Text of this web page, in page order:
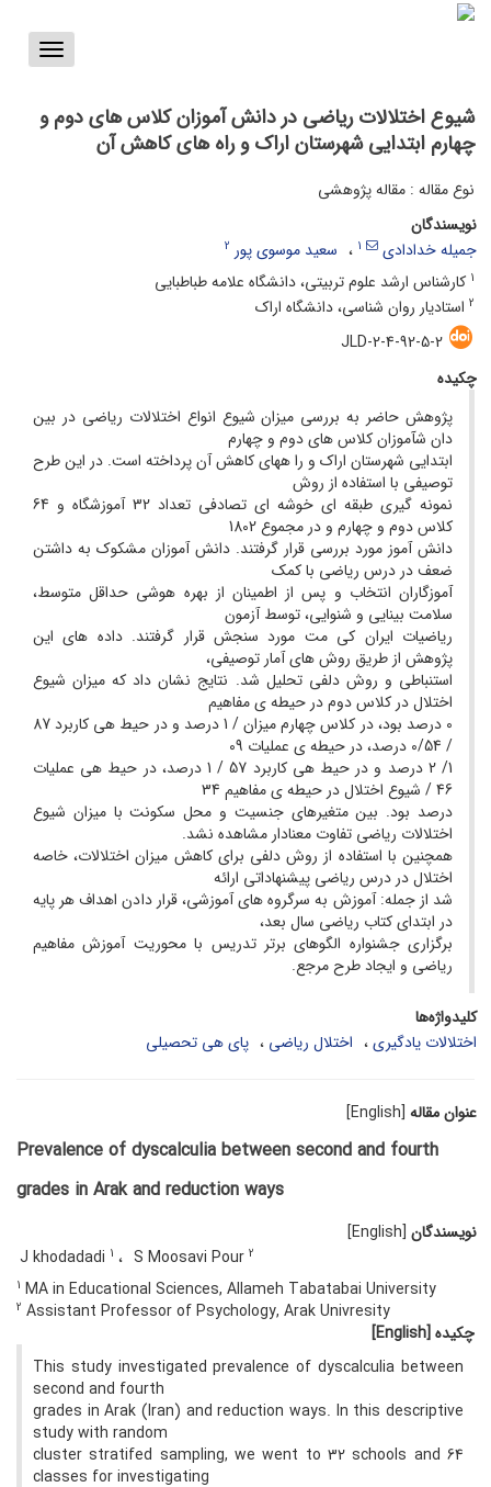
Toggle
شیوع اختلالات ریاضی در دانش آموزان کلاس های دوم و
چهارم ابتدایی شهرستان اراک و راه های کاهش آن
نوع مقاله : مقاله پژوهشی
نویسندگان
جمیله خدادادی
1 سعید موسوی پور 2
1 کارشناس ارشد علوم تربیتی، دانشگاه علامه طباطبایی
2 استادیار روان شناسی، دانشگاه اراک
JLD-2-4-92-5-2
چکیده
پژوهش حاضر به بررسی میزان شیوع انواع اختلالات ریاضی در بین
دان شآموزان کلاس های دوم و چهارم
ابتدایی شهرستان اراک و را ههای کاهش آن پرداخته است. در این طرح
توصیفی با استفاده از روش
نمونه گیری طبقه ای خوشه ای تصادفی تعداد 32 آموزشگاه و 64
کلاس دوم و چهارم و در مجموع 1802
دانش آموز مورد بررسی قرار گرفتند. دانش آموزان مشکوک به داشتن
ضعف در درس ریاضی با کمک
آموزگاران انتخاب و پس از اطمینان از بهره هوشی حداقل متوسط،
سلامت بینایی و شنوایی، توسط آزمون
ریاضیات ایران کی مت مورد سنجش قرار گرفتند. داده های این
پژوهش از طریق روش های آمار توصیفی،
استنباطی و روش دلفی تحلیل شد. نتایج نشان داد که میزان شیوع
اختلال در کلاس دوم در حیطه ی مفاهیم
0 درصد بود، در کلاس چهارم میزان / 1 درصد و در حیط هی کاربرد 87
/ 0/54 درصد، در حیطه ی عملیات 09
1/ 2 درصد و در حیط هی کاربرد 57 / 1 درصد، در حیط هی عملیات
46 / شیوع اختلال در حیطه ی مفاهیم 34
درصد بود. بین متغیرهای جنسیت و محل سکونت با میزان شیوع
اختلالات ریاضی تفاوت معنادار مشاهده نشد.
همچنین با استفاده از روش دلفی برای کاهش میزان اختلالات، خاصه
اختلال در درس ریاضی پیشنهاداتی ارائه
شد از جمله: آموزش به سرگروه های آموزشی، قرار دادن اهداف هر پایه
در ابتدای کتاب ریاضی سال بعد،
برگزاری جشنواره الگوهای برتر تدریس با محوریت آموزش مفاهیم
ریاضی و ایجاد طرح مرجع.
کلیدواژه‌ها
اختلالات یادگیری
اختلال ریاضی پای هی تحصیلی
عنوان مقاله [English]
Prevalence of dyscalculia between second and fourth
grades in Arak and reduction ways
نویسندگان [English]
J khodadadi 1 S Moosavi Pour 2
1 MA in Educational Sciences, Allameh Tabatabai University
2 Assistant Professor of Psychology, Arak Univresity
چکیده [English]
This study investigated prevalence of dyscalculia between
second and fourth
grades in Arak (Iran) and reduction ways. In this descriptive
study with random
cluster stratifed sampling, we went to 32 schools and 64
classes for investigating